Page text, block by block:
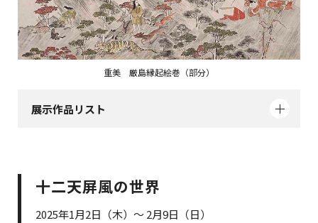
重美 厳島縁起絵巻（部分）
展示作品リスト
十二天屏風の世界
2025年1月2日（木）～ 2月9日（日）